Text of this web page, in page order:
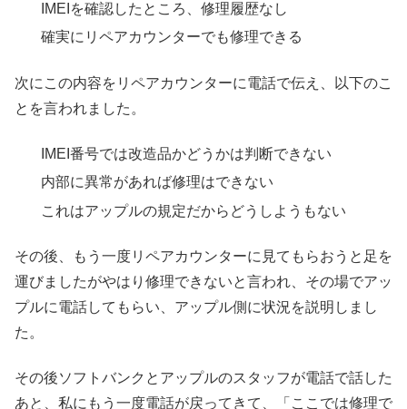
IMEIを確認したところ、修理履歴なし
確実にリペアカウンターでも修理できる
次にこの内容をリペアカウンターに電話で伝え、以下のこ
とを言われました。
IMEI番号では改造品かどうかは判断できない
内部に異常があれば修理はできない
これはアップルの規定だからどうしようもない
その後、もう一度リペアカウンターに見てもらおうと足を
運びましたがやはり修理できないと言われ、その場でアッ
プルに電話してもらい、アップル側に状況を説明しまし
た。
その後ソフトバンクとアップルのスタッフが電話で話した
あと、私にもう一度電話が戻ってきて、「ここでは修理で